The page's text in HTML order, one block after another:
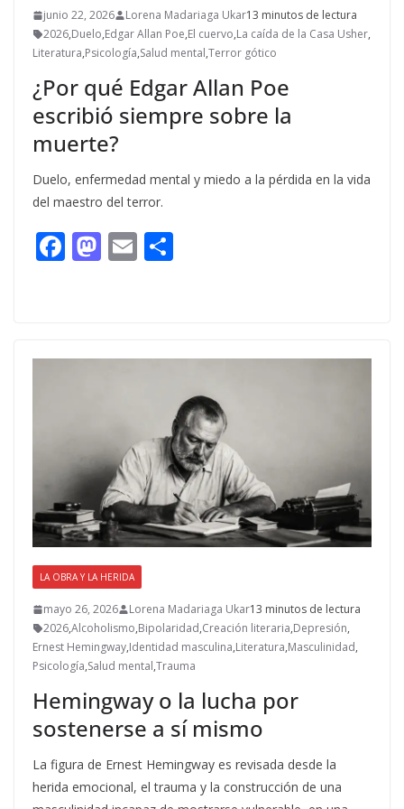
junio 22, 2026 Lorena Madariaga Ukar13 minutos de lectura
2026,Duelo,Edgar Allan Poe,El cuervo,La caída de la Casa Usher,
Literatura,Psicología,Salud mental,Terror gótico
¿Por qué Edgar Allan Poe
escribió siempre sobre la
muerte?
Duelo, enfermedad mental y miedo a la pérdida en la vida
del maestro del terror.
F
o
M
o
E
ar
ti
r
LA OBRA Y LA HERIDA
mayo 26, 2026 Lorena Madariaga Ukar13 minutos de lectura
2026,Alcoholismo,Bipolaridad,Creación literaria,Depresión,
Ernest Hemingway,Identidad masculina,Literatura,Masculinidad,
Psicología,Salud mental,Trauma
Hemingway o la lucha por
sostenerse a sí mismo
La figura de Ernest Hemingway es revisada desde la
herida emocional, el trauma y la construcción de una